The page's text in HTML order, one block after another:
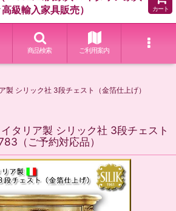
級輸入家具販売）
カート
商品検索 ご利用案内
製 シリック社 3段チェスト（金箔仕上げ）
タリア製 シリック社 3段チェスト
（ご予約対応品）